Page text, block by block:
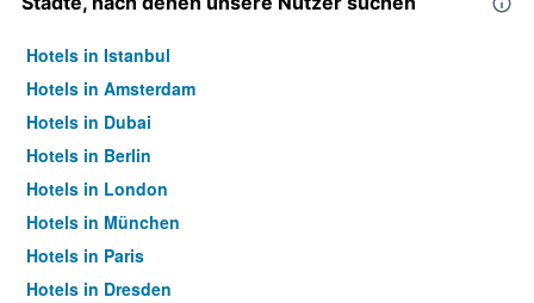
Hotels in Istanbul
Hotels in Amsterdam
Hotels in Dubai
Hotels in Berlin
Hotels in London
Hotels in München
Hotels in Paris
Hotels in Dresden